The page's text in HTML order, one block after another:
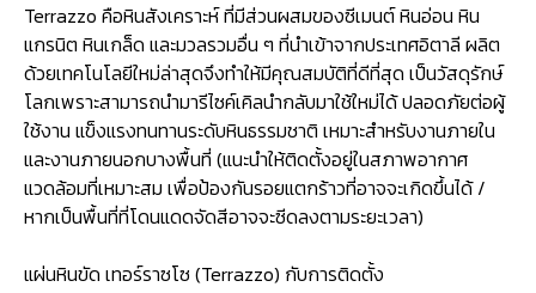
Terrazzo คือหินสังเคราะห์ ที่มีส่วนผสมของซีเมนต์ หินอ่อน หิน
แกรนิต หินเกล็ด และมวลรวมอื่น ๆ ที่นำเข้าจากประเทศอิตาลี ผลิต
ด้วยเทคโนโลยีใหม่ล่าสุดจึงทำให้มีคุณสมบัติที่ดีที่สุด เป็นวัสดุรักษ์
โลกเพราะสามารถนำมารีไซค์เคิลนำกลับมาใช้ใหม่ได้ ปลอดภัยต่อผู้
ใช้งาน แข็งแรงทนทานระดับหินธรรมชาติ เหมาะสำหรับงานภายใน
และงานภายนอกบางพื้นที่ (แนะนำให้ติดตั้งอยู่ในสภาพอากาศ
แวดล้อมที่เหมาะสม เพื่อป้องกันรอยแตกร้าวที่อาจจะเกิดขึ้นได้ /
หากเป็นพื้นที่ที่โดนแดดจัดสีอาจจะซีดลงตามระยะเวลา)
แผ่นหินขัด เทอร์ราซโซ (Terrazzo) กับการติดตั้ง